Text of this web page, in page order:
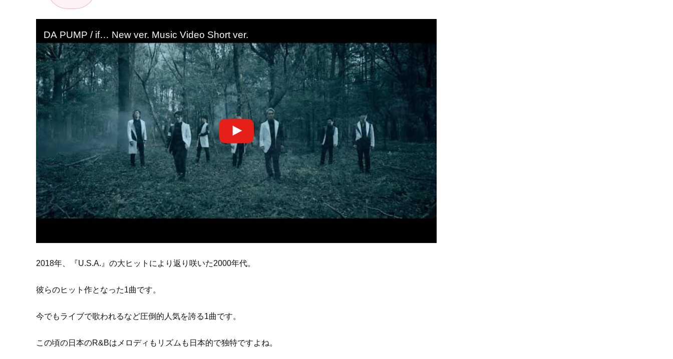
DA PUMP / if… New ver. Music Video Short ver.
2018年、『U.S.A.』の大ヒットにより返り咲いた2000年代。
彼らのヒット作となった1曲です。
今でもライブで歌われるなど圧倒的人気を誇る1曲です。
この頃の日本のR&Bはメロディもリズムも日本的で独特ですよね。